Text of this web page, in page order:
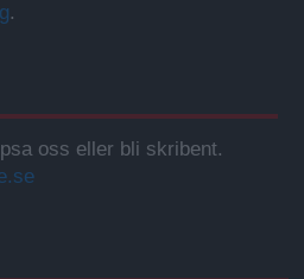
.
oss eller bli skribent.